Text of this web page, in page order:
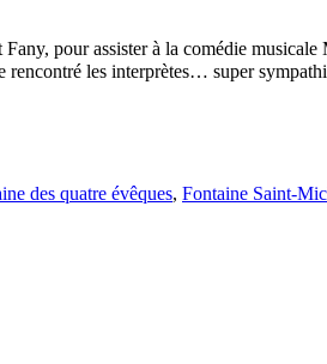
pour assister à la comédie
rencontré les interprètes… super
des quatre évêques, Fontaine Saint-